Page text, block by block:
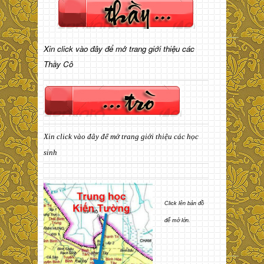
Xin click vào đây để mở trang giới thiệu các
Thầy Cô
Xin click vào đây để mở trang giới thiệu các học
sinh
Click lên bản đồ
để mở lớn.